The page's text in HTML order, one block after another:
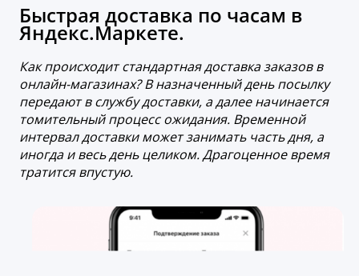
Быстрая доставка по часам в
Яндекс.Маркете.
Как происходит стандартная доставка заказов в
онлайн-магазинах? В назначенный день посылку
передают в службу доставки, а далее начинается
томительный процесс ожидания. Временной
интервал доставки может занимать часть дня, а
иногда и весь день целиком. Драгоценное время
тратится впустую.